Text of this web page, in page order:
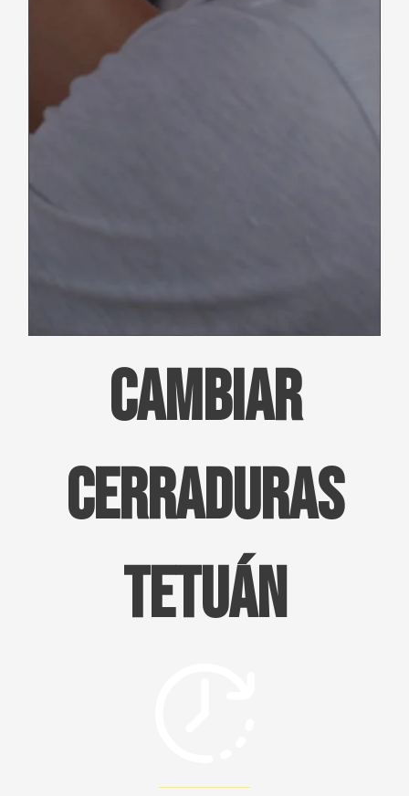
CAMBIAR
CERRADURAS
Tetuán